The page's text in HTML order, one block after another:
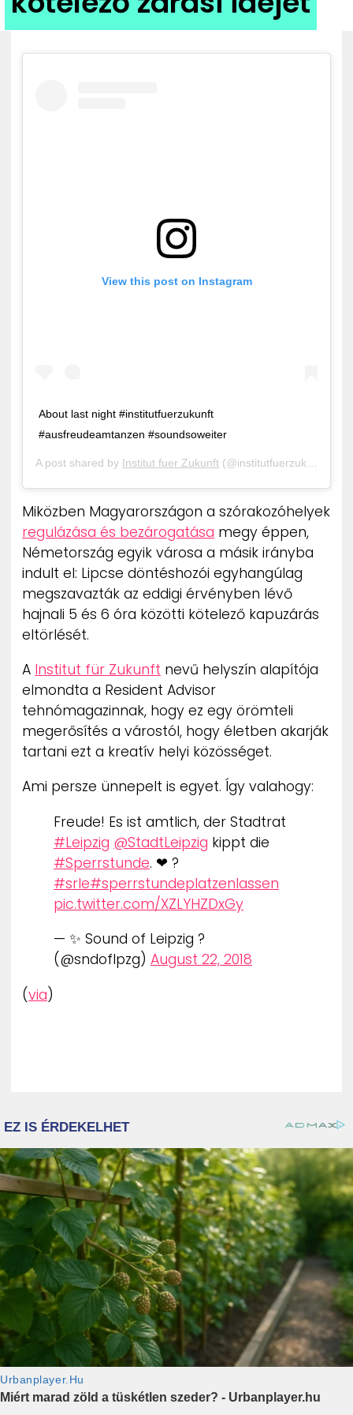
ZENE
MÉDIAAJÁNLAT
View this post on Instagram
About last night #institutfuerzukunft
#ausfreudeamtanzen #soundsoweiter
A post shared by Institut fuer Zukunft (@institutfuerzukunft) on
Miközben Magyarországon a szórakozóhelyek
regulázása és bezárogatása megy éppen,
Németország egyik városa a másik irányba
indult el: Lipcse döntéshozói egyhangúlag
megszavazták az eddigi érvényben lévő
hajnali 5 és 6 óra közötti kötelező kapuzárás
eltörlését.
A Institut für Zukunft nevű helyszín alapítója
elmondta a Resident Advisor
tehnómagazinnak, hogy ez egy örömteli
megerősítés a várostól, hogy életben akarják
tartani ezt a kreatív helyi közösséget.
Ami persze ünnepelt is egyet. Így valahogy:
Freude! Es ist amtlich, der Stadtrat
#Leipzig @StadtLeipzig kippt die
#Sperrstunde. ❤ ?
#srle#sperrstundeplatzenlassen
pic.twitter.com/XZLYHZDxGy
— ✨ Sound of Leipzig ?
(@sndoflpzg) August 22, 2018
(via)